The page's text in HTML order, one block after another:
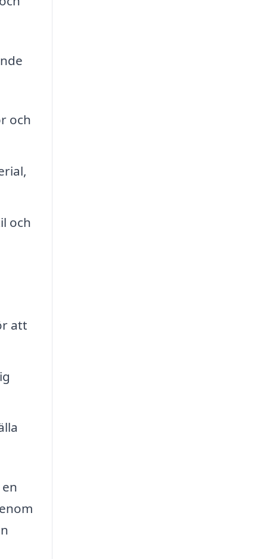
och
och
att